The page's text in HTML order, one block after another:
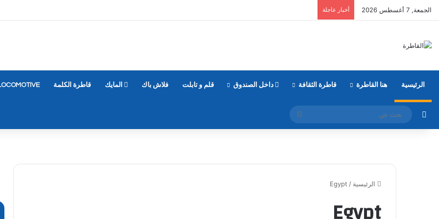
الجمعة, 7 أغسطس 2026 أخبار عاجلة
الرئيسية هنا القاطرة قاطرة الثقافة داخل الصندوق قلم و تابلت فلاش باك المايك قاطرة الكلمة
مقال عشوائي
بحث
عن
الرئيسية /
Egypt